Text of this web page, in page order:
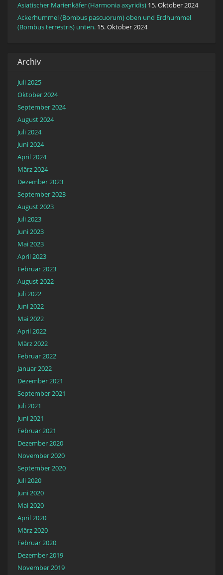
Asiatischer Marienkäfer (Harmonia axyridis) 15. Oktober 2024
Ackerhummel (Bombus pascuorum) oben und Erdhummel
(Bombus terrestris) unten. 15. Oktober 2024
Archiv
Juli 2025
Oktober 2024
September 2024
August 2024
Juli 2024
Juni 2024
April 2024
März 2024
Dezember 2023
September 2023
August 2023
Juli 2023
Juni 2023
Mai 2023
April 2023
Februar 2023
August 2022
Juli 2022
Juni 2022
Mai 2022
April 2022
März 2022
Februar 2022
Januar 2022
Dezember 2021
September 2021
Juli 2021
Juni 2021
Februar 2021
Dezember 2020
November 2020
September 2020
Juli 2020
Juni 2020
Mai 2020
April 2020
März 2020
Februar 2020
Dezember 2019
November 2019